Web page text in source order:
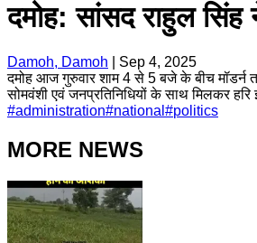
दमोह: सांसद राहुल
Damoh, Damoh
Sep 4, 2025
दमोह आज गुरुवार शाम 4 से 5 बजे के बीच मॉडर्न
सोमवंशी एवं जनप्रतिनिधियों के साथ मिलकर हरि
#administration#national #politics
MORE NEWS